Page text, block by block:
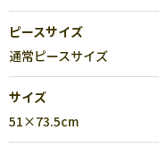
ピースサイズ
通常ピースサイズ
サイズ
51×73.5cm